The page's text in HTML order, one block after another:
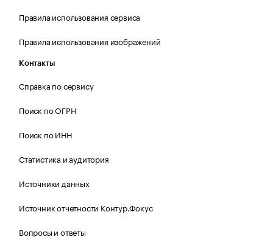
Правила использования сервиса
Правила использования изображений
Контакты
Справка по сервису
Поиск по ОГРН
Поиск по ИНН
Статистика и аудитория
Источники данных
Источник отчетности Контур.Фокус
Вопросы и ответы